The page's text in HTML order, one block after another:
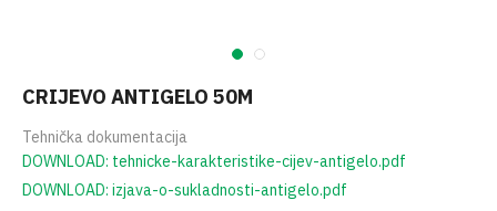
CRIJEVO ANTIGELO 50M
Tehnička dokumentacija
DOWNLOAD: tehnicke-karakteristike-cijev-antigelo.pdf
DOWNLOAD: izjava-o-sukladnosti-antigelo.pdf